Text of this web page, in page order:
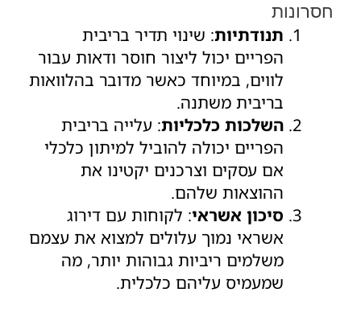
חסרונות
תנודתיות: שינוי תדיר בריבית
הפריים יכול ליצור חוסר ודאות עבור
לווים, במיוחד כאשר מדובר בהלוואות
בריבית משתנה.
השלכות כלכליות: עלייה בריבית
הפריים יכולה להוביל למיתון כלכלי
אם עסקים וצרכנים יקטינו את
ההוצאות שלהם.
סיכון אשראי: לקוחות עם דירוג
אשראי נמוך עלולים למצוא את עצמם
משלמים ריביות גבוהות יותר, מה
שמעמיס עליהם כלכלית.